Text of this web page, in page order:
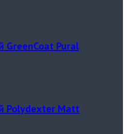
GreenCoat Pural
Polydexter Matt